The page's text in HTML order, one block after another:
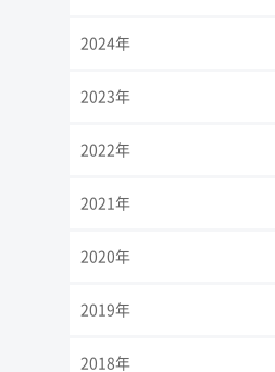
2024年
2023年
2022年
2021年
2020年
2019年
2018年